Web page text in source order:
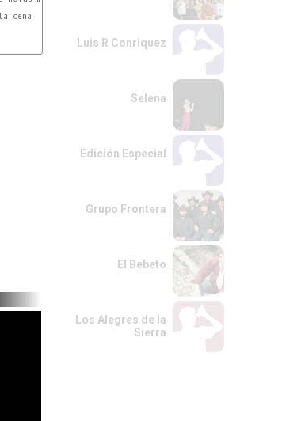
Luis R Conriquez
Selena
Edición Especial
Grupo Frontera
El Bebeto
Los Alegres de la
Sierra